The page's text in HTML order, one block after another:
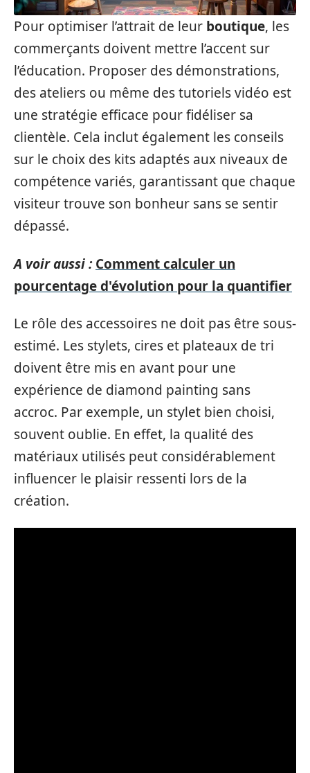
Pour optimiser l’attrait de leur boutique, les
commerçants doivent mettre l’accent sur
l’éducation. Proposer des démonstrations,
des ateliers ou même des tutoriels vidéo est
une stratégie efficace pour fidéliser sa
clientèle. Cela inclut également les conseils
sur le choix des kits adaptés aux niveaux de
compétence variés, garantissant que chaque
visiteur trouve son bonheur sans se sentir
dépassé.
A voir aussi : Comment calculer un
pourcentage d'évolution pour la quantifier
Le rôle des accessoires ne doit pas être sous-
estimé. Les stylets, cires et plateaux de tri
doivent être mis en avant pour une
expérience de diamond painting sans
accroc. Par exemple, un stylet bien choisi,
souvent oublie. En effet, la qualité des
matériaux utilisés peut considérablement
influencer le plaisir ressenti lors de la
création.